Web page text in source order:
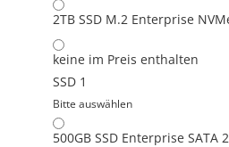
2TB SSD M.2 Enterprise
keine im Preis enthalten
SSD 1
Bitte auswählen
500GB SSD Enterprise SATA